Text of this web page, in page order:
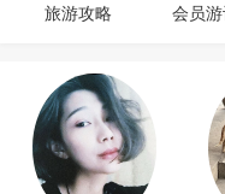
旅游攻略 会员